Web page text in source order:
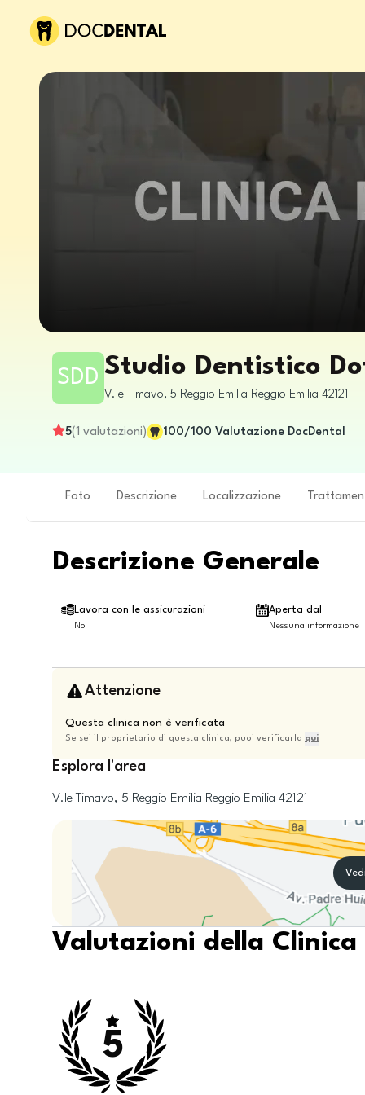
SDD Studio Dentistico
V.le Timavo, 5 Reggio Emilia Reggio Emilia 42121
5(1 valutazioni) 100/100 Valutazione DocDental
Foto Descrizione Localizzazione
Descrizione Generale
Lavora con le assicurazioni
No
Aperta dal
Nessuna informazione
Attenzione
Questa clinica non è verificata
Se sei il proprietario di questa clinica, puoi verificarla qui
Esplora l'area
V.le Timavo, 5 Reggio Emilia Reggio Emilia 42121
Valutazioni della Clinica
5